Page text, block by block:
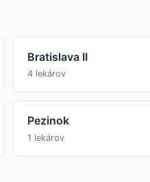
Bratislava II
4 lekárov
Pezinok
1 lekárov